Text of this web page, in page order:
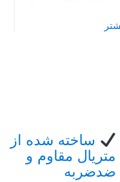
ساخته شده از
متریال مقاوم و
ضدضربه